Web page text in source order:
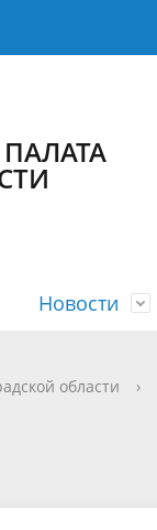
Новости
коррупции
области ›